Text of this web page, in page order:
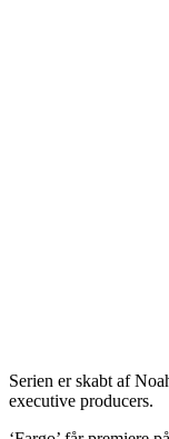
Serien er skabt af
executive producers.